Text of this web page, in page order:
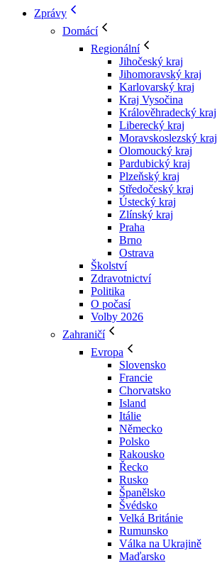
Zprávy
Domácí
Regionální
Jihočeský kraj
Jihomoravský kraj
Karlovarský kraj
Kraj Vysočina
Králověhradecký kraj
Liberecký kraj
Moravskoslezský kraj
Olomoucký kraj
Pardubický kraj
Plzeňský kraj
Středočeský kraj
Ústecký kraj
Zlínský kraj
Praha
Brno
Ostrava
Školství
Zdravotnictví
Politika
O počasí
Volby 2026
Zahraničí
Evropa
Slovensko
Francie
Chorvatsko
Island
Itálie
Německo
Polsko
Rakousko
Řecko
Rusko
Španělsko
Švédsko
Velká Británie
Rumunsko
Válka na Ukrajině
Maďarsko